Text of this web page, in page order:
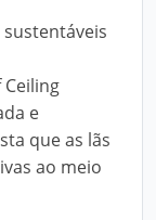
e
que as lãs
ao meio